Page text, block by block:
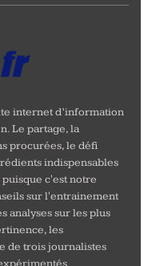
internet d’information
Le partage, la
procurées, le défi
indispensables
c'est notre
sur l'entrainement
analyses sur les plus
les
de trois journalistes